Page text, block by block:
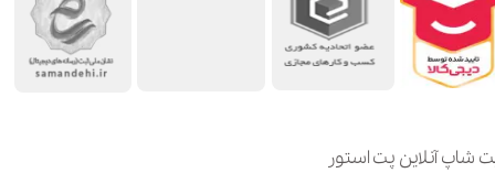
شاپ آنلاین پت استور